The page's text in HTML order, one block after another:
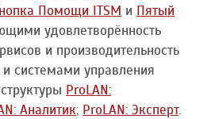
Помощи ITSM и Пятый
удовлетворённость
и производительность
системами управления
ProLAN:
Аналитик; ProLAN: Эксперт.